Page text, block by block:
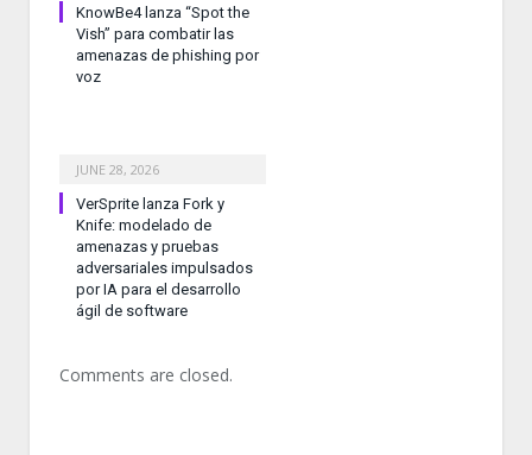
KnowBe4 lanza “Spot the
Vish” para combatir las
amenazas de phishing por
voz
JUNE 28, 2026
VerSprite lanza Fork y
Knife: modelado de
amenazas y pruebas
adversariales impulsados
por IA para el desarrollo
ágil de software
Comments are closed.